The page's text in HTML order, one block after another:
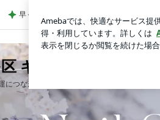
グ＆ネイルサロン ルーナ
早く買わなかったことを後悔した物
キャナルシティ前
つながる、宿命ネイル、ラッキーカラーネイ